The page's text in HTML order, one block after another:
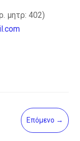
μητρ: 402)
Επόμενο →